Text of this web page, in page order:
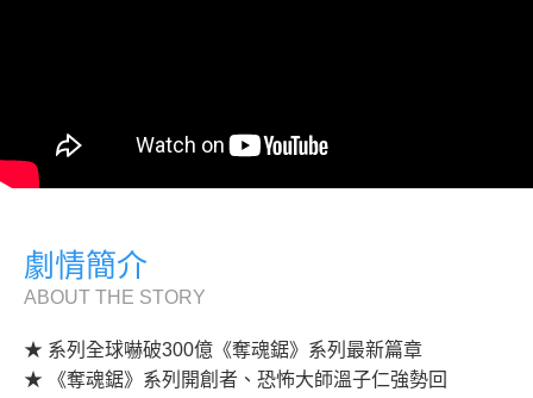
劇情簡介
ABOUT THE STORY
★ 系列全球嚇破300億《奪魂鋸》系列最新篇章
★ 《奪魂鋸》系列開創者、恐怖大師溫子仁強勢回